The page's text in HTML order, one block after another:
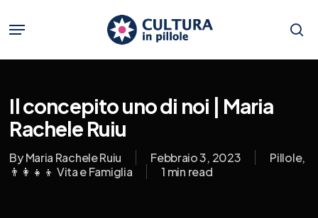
main
content
Menu
Il concepito uno di noi | Maria
Rachele Ruiu
ByMaria Rachele Ruiu Febbraio 3, 2023 Pillole,
👨‍👩‍👧‍👦 Vita e Famiglia
1 min read